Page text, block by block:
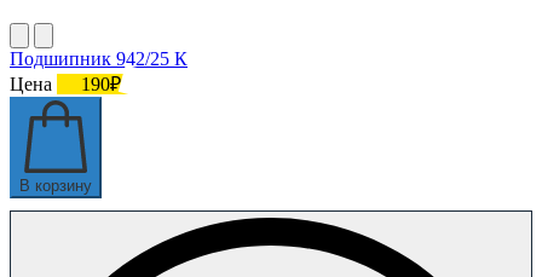
Подшипник 942/25 К
Цена
190₽
В корзину